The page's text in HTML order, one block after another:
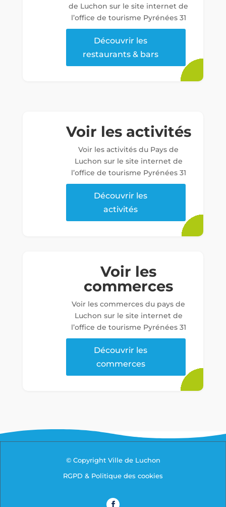
de Luchon sur le site internet de
l’office de tourisme Pyrénées 31
Découvrir les
restaurants & bars
Voir les activités
Voir les activités du Pays de
Luchon sur le site internet de
l’office de tourisme Pyrénées 31
Découvrir les
activités
Voir les
commerces
Voir les commerces du pays de
Luchon sur le site internet de
l’office de tourisme Pyrénées 31
Découvrir les
commerces
© Copyright Ville de Luchon
RGPD & Politique des cookies